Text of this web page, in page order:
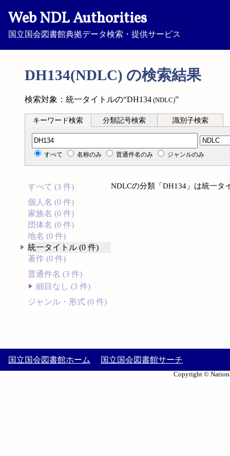
Web NDL Authorities
国立国会図書館典拠データ検索・提供サービス
DH134(NDLC) の検索結果
検索対象：統一タイトルの“DH134 (NDLC)”
キーワード検索 分類記号検索 識別子検索
分類記号検索
すべて 名称のみ 普通件名のみ ジャンルのみ
すべて (3 件)
個人名 (0 件)
家族名 (0 件)
団体名 (0 件)
地名 (0 件)
統一タイトル (0 件)
著作 (0 件)
普通件名 (3 件)
細目なし (3 件)
ジャンル・形式 (0 件)
NDLCの分類「DH134」は統一タ
国立国会図書館ホーム 国立国会図書館サーチ
Copyright ©